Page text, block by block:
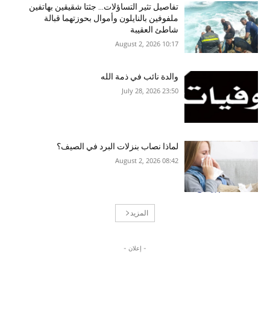
تفاصيل تثير التساؤلات… جثتا شقيقين بهاتفين
ملفوفين بالنايلون وأموال بحوزتهما قبالة
شاطئ العقيبة
10:17 2026 ,August 2
والدة نائب في ذمة الله
23:50 2026 ,July 28
لماذا نصاب بنزلات البرد في الصيف؟
08:42 2026 ,August 2
المزيد
- إعلان -